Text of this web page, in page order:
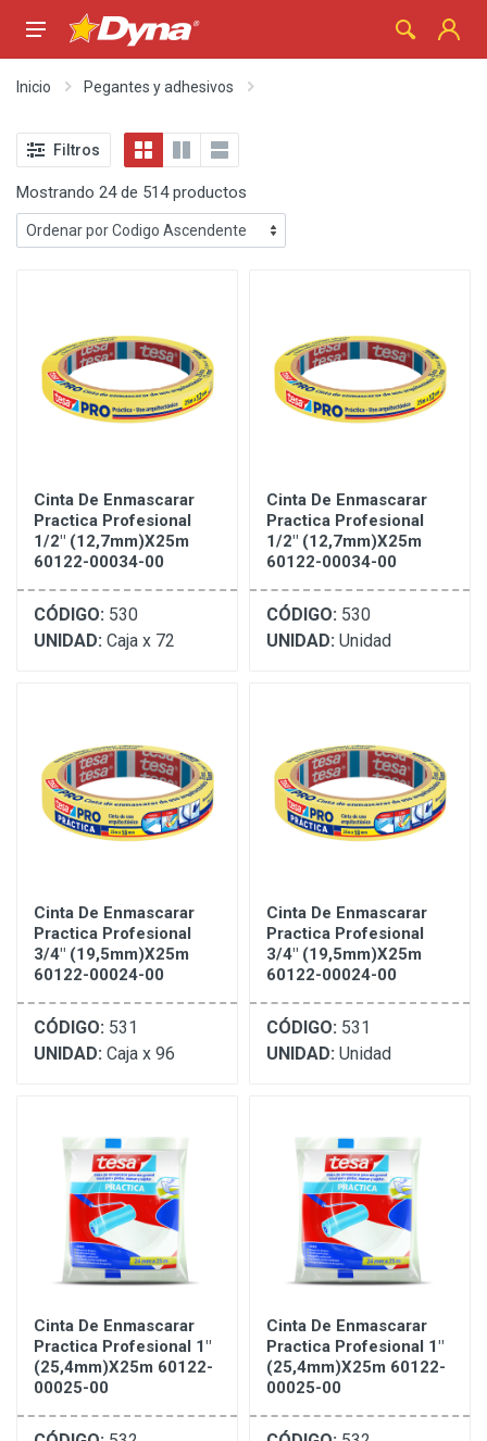
Inicio Pegantes y adhesivos
Filtros
Mostrando 24 de 514 productos
Cinta De Enmascarar
Practica Profesional
1/2" (12,7mm)X25m
60122-00034-00
CÓDIGO: 530
UNIDAD: Caja x 72
Cinta De Enmascarar
Practica Profesional
1/2" (12,7mm)X25m
60122-00034-00
CÓDIGO: 530
UNIDAD: Unidad
Cinta De Enmascarar
Practica Profesional
3/4" (19,5mm)X25m
60122-00024-00
CÓDIGO: 531
UNIDAD: Caja x 96
Cinta De Enmascarar
Practica Profesional
3/4" (19,5mm)X25m
60122-00024-00
CÓDIGO: 531
UNIDAD: Unidad
Cinta De Enmascarar
Practica Profesional 1"
(25,4mm)X25m 60122-
00025-00
Cinta De Enmascarar
Practica Profesional 1"
(25,4mm)X25m 60122-
00025-00